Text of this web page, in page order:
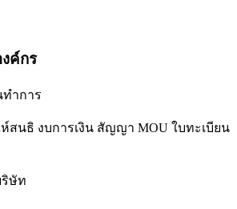
ค์กร
ทำการ
นธิ งบการเงิน สัญญา MOU ใบทะเบียน
ษัท